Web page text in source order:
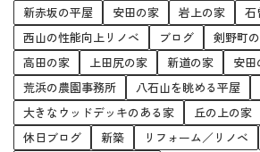
新赤坂の平屋 安田の家 岩上の家
石
西山の性能向上リノベ
ブログ 剣野町
高田の家
上田尻の家 新道の家
安
荒浜の農園事務所
八石山を眺める平屋
大きなウッドデッキのある家
丘の上の家
休日ブログ
新築 リフォーム／リノベ